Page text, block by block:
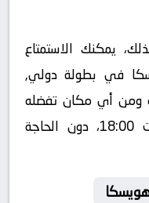
يمكنك الاستمتاع
في بطولة دولي,
ومن أي مكان تفضله
في تاريخ 2024-07-24 وتوقيت 18:00، دون الحاجة